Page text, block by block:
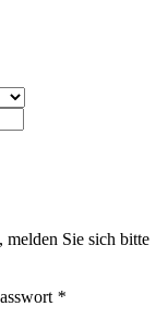
melden Sie sich bitte
*